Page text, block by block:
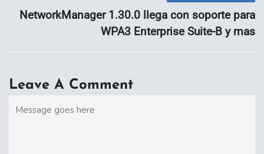
NetworkManager 1.30.0 llega con soporte para
WPA3 Enterprise Suite-B y mas
Leave A Comment